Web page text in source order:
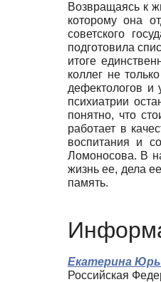
Возвращаясь к
которому она
советского
подготовила
итоге
коллег не
дефектологов и
психиатрии
понятно, что
работает в
воспитания и
Ломоносова. В
жизнь ее, дела
память.
Екатерина
Российская